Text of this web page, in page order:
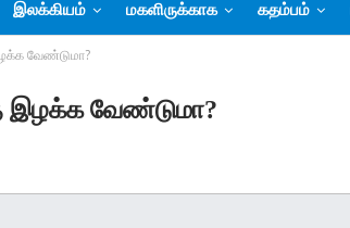
இலக்கியம் மகளிருக்காக கதம்பம்
வேண்டுமா?
வேண்டுமா?